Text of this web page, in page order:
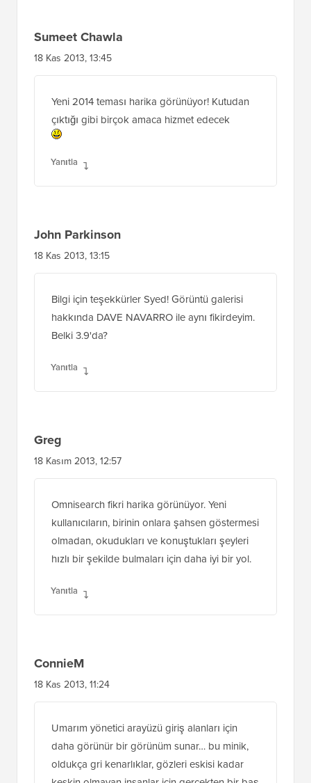
Sumeet Chawla
18 Kas 2013, 13:45
Yeni 2014 teması harika görünüyor! Kutudan
çıktığı gibi birçok amaca hizmet edecek
Yanıtla
John Parkinson
18 Kas 2013, 13:15
Bilgi için teşekkürler Syed! Görüntü galerisi
hakkında DAVE NAVARRO ile aynı fikirdeyim.
Belki 3.9'da?
Yanıtla
Greg
18 Kasım 2013, 12:57
Omnisearch fikri harika görünüyor. Yeni
kullanıcıların, birinin onlara şahsen göstermesi
olmadan, okudukları ve konuştukları şeyleri
hızlı bir şekilde bulmaları için daha iyi bir yol.
Yanıtla
ConnieM
18 Kas 2013, 11:24
Umarım yönetici arayüzü giriş alanları için
daha görünür bir görünüm sunar… bu minik,
oldukça gri kenarlıklar, gözleri eskisi kadar